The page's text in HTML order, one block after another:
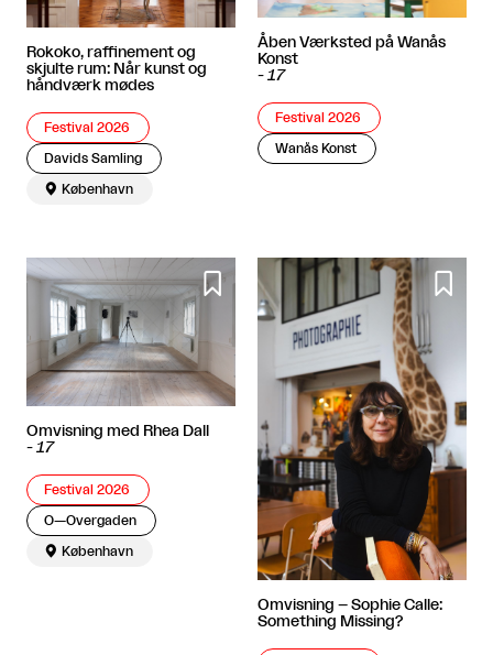
Rokoko, raffinement og
skjulte rum: Når kunst og
håndværk mødes
Festival 2026
Davids Samling
 København
Åben Værksted på Wanås
Konst
- 17
Festival 2026
Wanås Konst

Omvisning med Rhea Dall
- 17
Festival 2026
O—Overgaden
 København

Omvisning – Sophie Calle:
Something Missing?